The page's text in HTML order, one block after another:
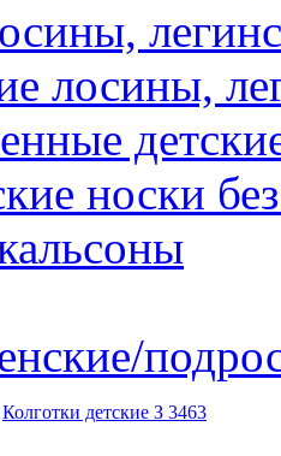
лосины,
носки
Колготки детские З 3463